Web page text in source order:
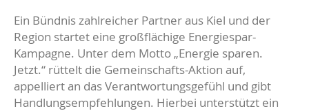
Ein Bündnis zahlreicher Partner aus Kiel und der
Region startet eine großflächige Energiespar-
Kampagne. Unter dem Motto „Energie sparen.
Jetzt.“ rüttelt die Gemeinschafts-Aktion auf,
appelliert an das Verantwortungsgefühl und gibt
Handlungsempfehlungen. Hierbei unterstützt ein